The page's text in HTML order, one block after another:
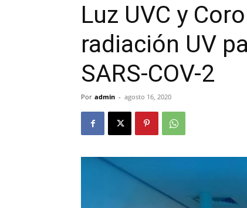
Luz UVC y
radiación UV
SARS-COV-2
Por admin - agosto 16, 2020